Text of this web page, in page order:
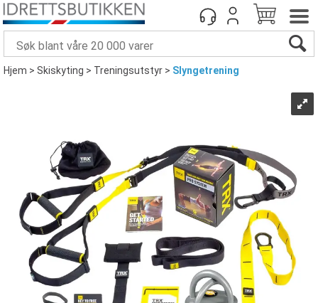
Hjem>Skiskyting>Treningsutstyr>Slyngetrening